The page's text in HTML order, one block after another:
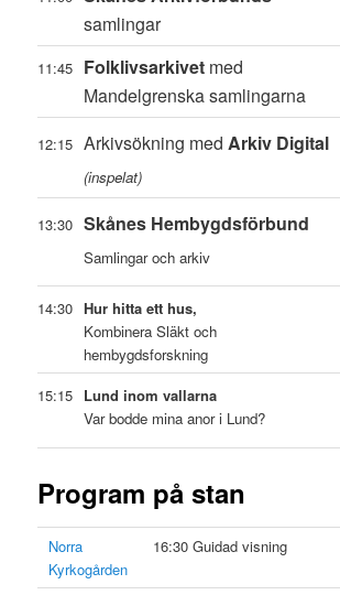
samlingar
11:45 Folklivsarkivet med
Mandelgrenska samlingarna
12:15 Arkivsökning medArkiv Digital
(inspelat)
13:30 Skånes Hembygdsförbund
Samlingar och arkiv
14:30 Hur hitta ett hus,
Kombinera Släkt och
hembygdsforskning
15:15 Lund inom vallarna
Var bodde mina anor i Lund?
Program på stan
Norra
Kyrkogården
16:30 Guidad visning